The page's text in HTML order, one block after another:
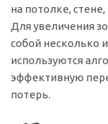
на потолке,
Для увеличения
собой несколько
используются
эффективную
потерь.